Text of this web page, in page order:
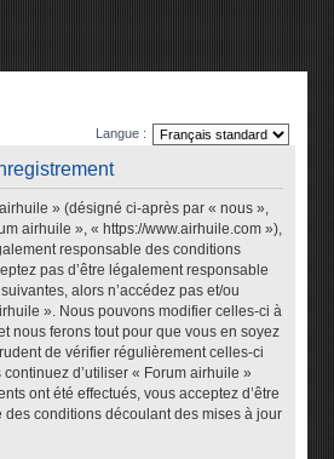
Langue :
» (désigné ci-après par « nous »,
airhuile », « https://www.airhuile.com »),
responsable des conditions
pas d’être légalement responsable
alors n’accédez pas et/ou
». Nous pouvons modifier celles-ci à
nous ferons tout pour que vous en soyez
de vérifier régulièrement celles-ci
d’utiliser « Forum airhuile »
ont été effectués, vous acceptez d’être
des conditions découlant des mises à jour